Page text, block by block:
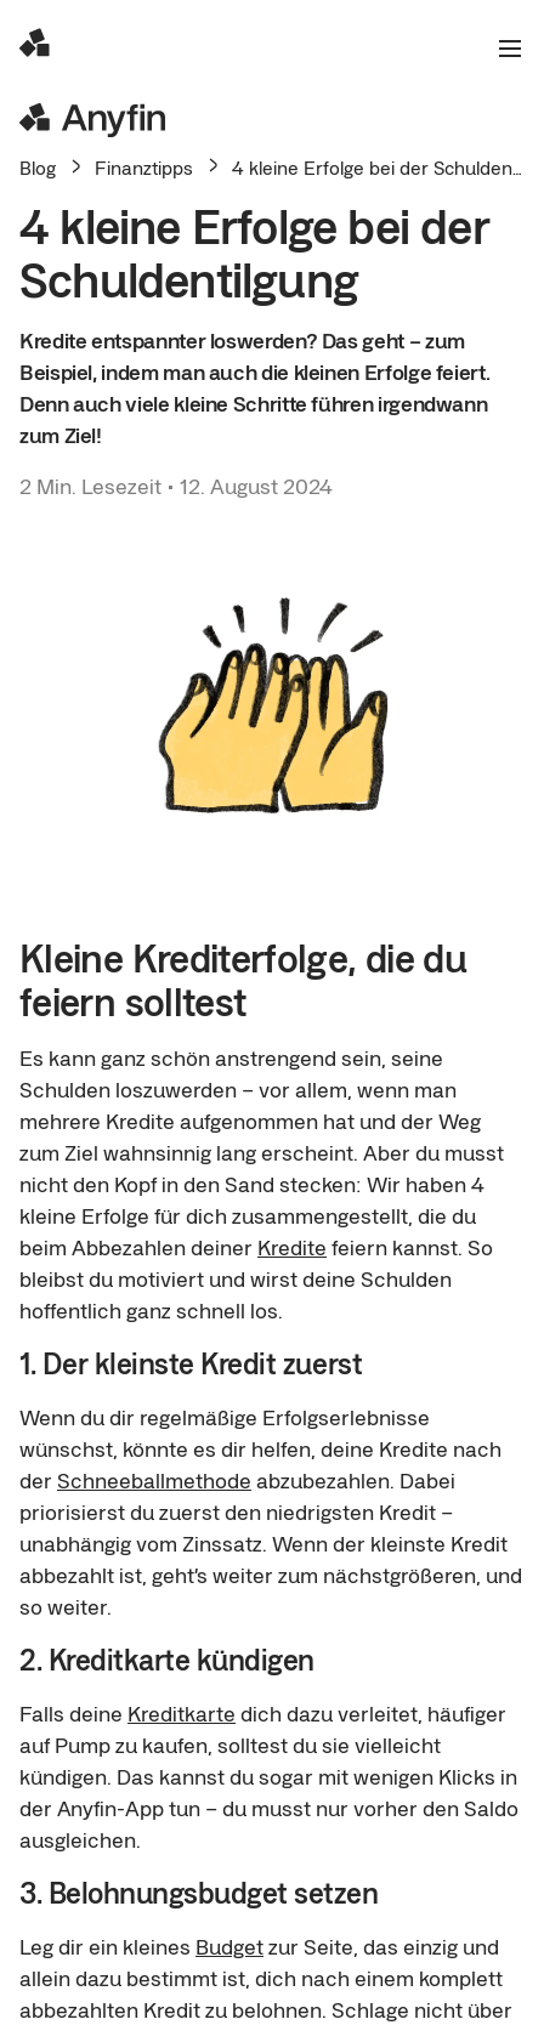
Blog Finanztipps 4 kleine Erfolge bei der Schuldentilgung
4 kleine Erfolge bei der
Schuldentilgung
Kredite entspannter loswerden? Das geht – zum
Beispiel, indem man auch die kleinen Erfolge feiert.
Denn auch viele kleine Schritte führen irgendwann
zum Ziel!
2 Min. Lesezeit • 12. August 2024
Kleine Krediterfolge, die du
feiern solltest
Es kann ganz schön anstrengend sein, seine
Schulden loszuwerden – vor allem, wenn man
mehrere Kredite aufgenommen hat und der Weg
zum Ziel wahnsinnig lang erscheint. Aber du musst
nicht den Kopf in den Sand stecken: Wir haben 4
kleine Erfolge für dich zusammengestellt, die du
beim Abbezahlen deiner Kredite feiern kannst. So
bleibst du motiviert und wirst deine Schulden
hoffentlich ganz schnell los.
1. Der kleinste Kredit zuerst
Wenn du dir regelmäßige Erfolgserlebnisse
wünschst, könnte es dir helfen, deine Kredite nach
der Schneeballmethode abzubezahlen. Dabei
priorisierst du zuerst den niedrigsten Kredit –
unabhängig vom Zinssatz. Wenn der kleinste Kredit
abbezahlt ist, geht’s weiter zum nächstgrößeren, und
so weiter.
2. Kreditkarte kündigen
Falls deine Kreditkarte dich dazu verleitet, häufiger
auf Pump zu kaufen, solltest du sie vielleicht
kündigen. Das kannst du sogar mit wenigen Klicks in
der Anyfin-App tun – du musst nur vorher den Saldo
ausgleichen.
3. Belohnungsbudget setzen
Leg dir ein kleines Budgetzur Seite, das einzig und
allein dazu bestimmt ist, dich nach einem komplett
abbezahlten Kredit zu belohnen. Schlage nicht über